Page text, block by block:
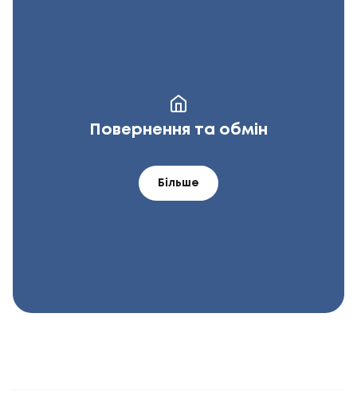
Повернення та обмін
Більше